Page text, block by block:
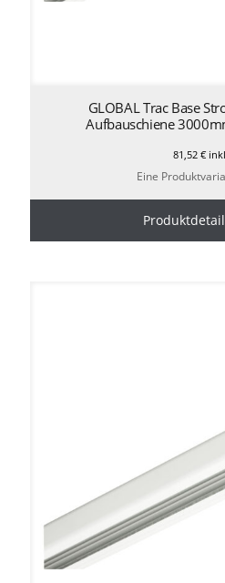
GLOBAL Trac Base
Aufbauschiene
81,52€
Eine